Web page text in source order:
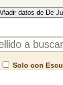
Solo con